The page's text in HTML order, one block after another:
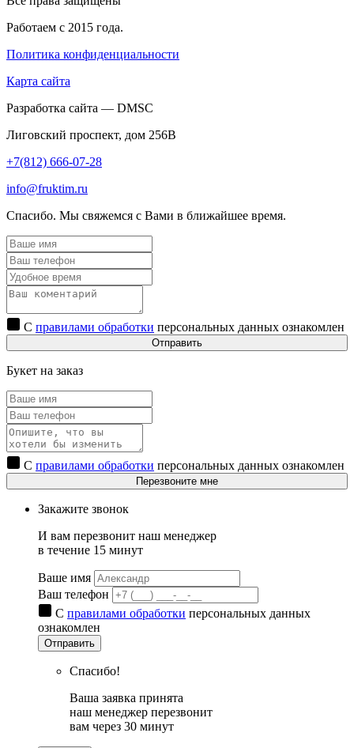
Работаем с 2015 года.
Политика конфиденциальности
Карта сайта
Разработка сайта — DMSC
Лиговский проспект, дом 256В
+7(812) 666-07-28
info@fruktim.ru
Спасибо. Мы свяжемся с Вами в ближайшее время.
С правилами обработки персональных данных ознакомлен
Отправить
Букет на заказ
С правилами обработки персональных данных ознакомлен
Перезвоните мне
Закажите звонок
И вам перезвонит наш менеджер
в течение 15 минут
Ваше имя
Ваш телефон
С правилами обработки персональных данных
ознакомлен
Отправить
Спасибо!
Ваша заявка принята
наш менеджер перезвонит
вам через 30 минут